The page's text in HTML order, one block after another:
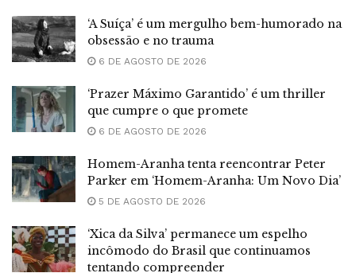
‘A Suíça’ é um mergulho bem-humorado na
obsessão e no trauma
6 DE AGOSTO DE 2026
‘Prazer Máximo Garantido’ é um thriller
que cumpre o que promete
6 DE AGOSTO DE 2026
Homem-Aranha tenta reencontrar Peter
Parker em ‘Homem-Aranha: Um Novo Dia’
5 DE AGOSTO DE 2026
‘Xica da Silva’ permanece um espelho
incômodo do Brasil que continuamos
tentando compreender